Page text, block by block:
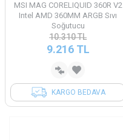
MSI MAG CORELIQUID 360R V2
Intel AMD 360MM ARGB Sıvı
Soğutucu
10.310TL
9.216TL
KARGO BEDAVA